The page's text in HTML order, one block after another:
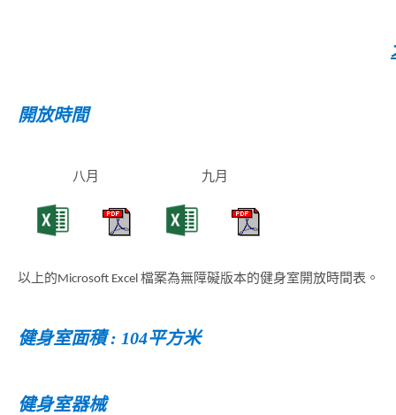
開放時間
八月 九月
以上的Microsoft Excel 檔案為無障礙版本的健身室開放時間表。
健身室面積 : 104平方米
健身室器械